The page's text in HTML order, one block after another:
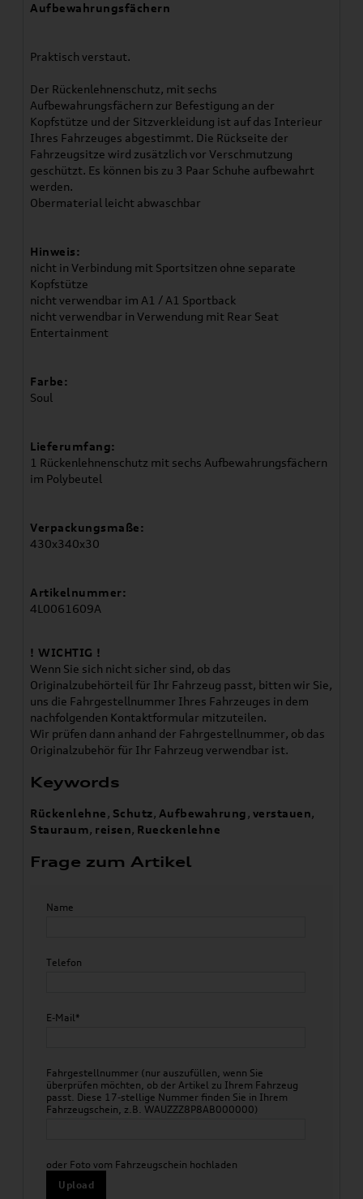
Aufbewahrungsfächern
Praktisch verstaut.
Der Rückenlehnenschutz, mit sechs
Aufbewahrungsfächern zur Befestigung an der
Kopfstütze und der Sitzverkleidung ist auf das Interieur
Ihres Fahrzeuges abgestimmt. Die Rückseite der
Fahrzeugsitze wird zusätzlich vor Verschmutzung
geschützt. Es können bis zu 3 Paar Schuhe aufbewahrt
werden.
Obermaterial leicht abwaschbar
Hinweis:
nicht in Verbindung mit Sportsitzen ohne separate
Kopfstütze
nicht verwendbar im A1 / A1 Sportback
nicht verwendbar in Verwendung mit Rear Seat
Entertainment
Farbe:
Soul
Lieferumfang:
1 Rückenlehnenschutz mit sechs Aufbewahrungsfächern
im Polybeutel
Verpackungsmaße:
430x340x30
Artikelnummer:
4L0061609A
! WICHTIG !
Wenn Sie sich nicht sicher sind, ob das
Originalzubehörteil für Ihr Fahrzeug passt, bitten wir Sie,
uns die Fahrgestellnummer Ihres Fahrzeuges in dem
nachfolgenden Kontaktformular mitzuteilen.
Wir prüfen dann anhand der Fahrgestellnummer, ob das
Originalzubehör für Ihr Fahrzeug verwendbar ist.
Keywords
Rückenlehne, Schutz, Aufbewahrung, verstauen,
Stauraum, reisen, Rueckenlehne
Frage zum Artikel
Name
Telefon
E-Mail*
Fahrgestellnummer (nur auszufüllen, wenn Sie
überprüfen möchten, ob der Artikel zu Ihrem Fahrzeug
passt. Diese 17-stellige Nummer finden Sie in Ihrem
Fahrzeugschein, z.B. WAUZZZ8P8AB000000)
oder Foto vom Fahrzeugschein hochladen
Upload